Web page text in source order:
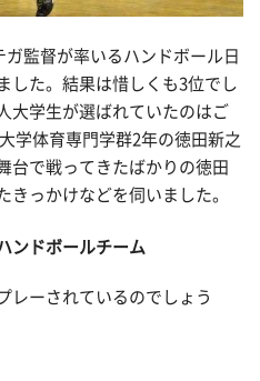
監督が率いるハンドボール日
した。結果は惜しくも3位でし
大学生が選ばれていたのはご
学体育専門学群2年の徳田新之
台で戦ってきたばかりの徳田
きっかけなどを伺いました。
ンドボールチーム
ーされているのでしょう